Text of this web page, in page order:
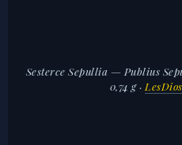
Sesterce Sepullia — Publius
0,74 g ·